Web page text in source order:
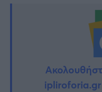
ipliroforia.gr